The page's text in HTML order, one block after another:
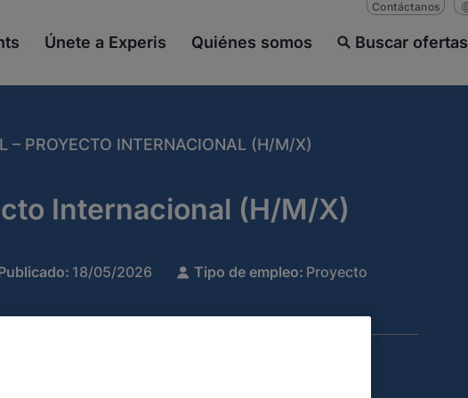
Únete a Experis Quiénes somos Buscar ofertas
Contáctanos
– PROYECTO INTERNACIONAL (H/M/X)
Internacional (H/M/X)
18/05/2026 Tipo de empleo: Proyecto